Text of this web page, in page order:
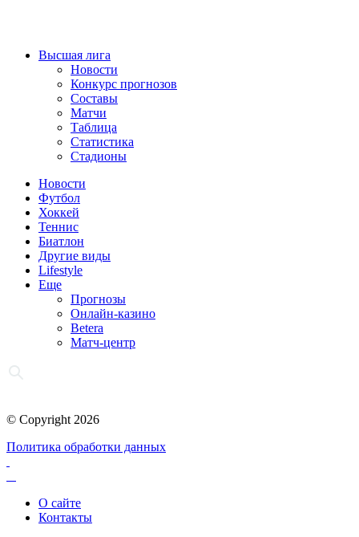
Высшая лига
Новости
Конкурс прогнозов
Составы
Матчи
Таблица
Статистика
Стадионы
Новости
Футбол
Хоккей
Теннис
Биатлон
Другие виды
Lifestyle
Еще
Прогнозы
Онлайн-казино
Betera
Матч-центр
© Copyright 2026
Политика обработки данных
О сайте
Контакты